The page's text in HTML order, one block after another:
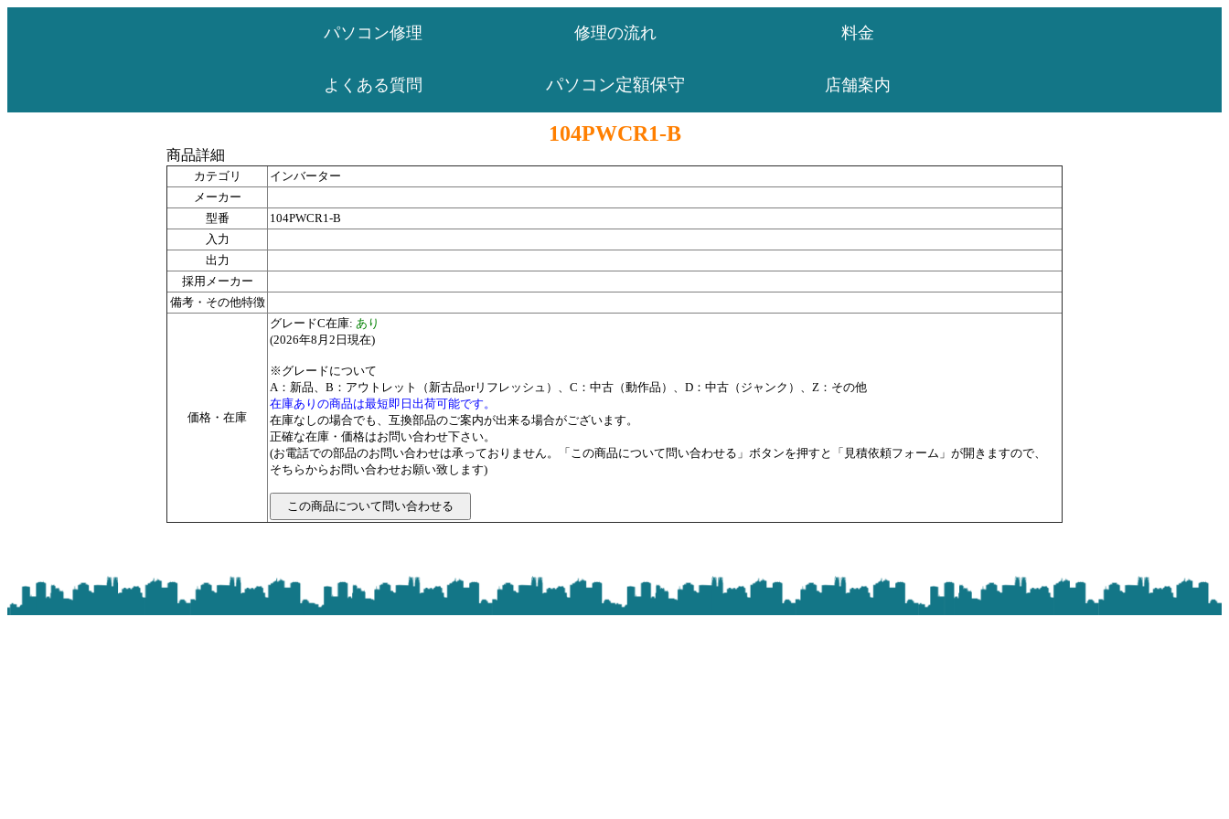
パソコン修理 修理の流れ 料金
よくある質問 パソコン定額保守 店舗案内
104PWCR1-B
商品詳細
カテゴリ
インバーター
メーカー
型番
104PWCR1-B
入力
出力
採用メーカー
備考・その他特徴
価格・在庫
グレードC在庫: あり
(2026年8月2日現在)
※グレードについて
A：新品、B：アウトレット（新古品orリフレッシュ）、C：中古（動作品）、D：中古（ジャンク）、Z：その他
在庫ありの商品は最短即日出荷可能です。
在庫なしの場合でも、互換部品のご案内が出来る場合がございます。
正確な在庫・価格はお問い合わせ下さい。
(お電話での部品のお問い合わせは承っておりません。「この商品について問い合わせる」ボタンを押すと「見積依頼フォーム」が開きますので、
そちらからお問い合わせお願い致します)